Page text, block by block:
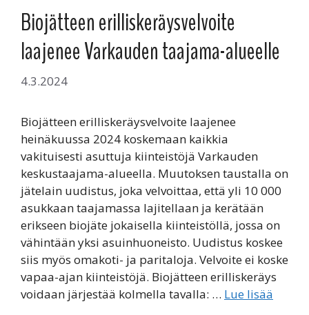
Biojätteen erilliskeräysvelvoite
laajenee Varkauden taajama-alueelle
4.3.2024
Biojätteen erilliskeräysvelvoite laajenee
heinäkuussa 2024 koskemaan kaikkia
vakituisesti asuttuja kiinteistöjä Varkauden
keskustaajama-alueella. Muutoksen taustalla on
jätelain uudistus, joka velvoittaa, että yli 10 000
asukkaan taajamassa lajitellaan ja kerätään
erikseen biojäte jokaisella kiinteistöllä, jossa on
vähintään yksi asuinhuoneisto. Uudistus koskee
siis myös omakoti- ja paritaloja. Velvoite ei koske
vapaa-ajan kiinteistöjä. Biojätteen erilliskeräys
voidaan järjestää kolmella tavalla: … Lue lisää